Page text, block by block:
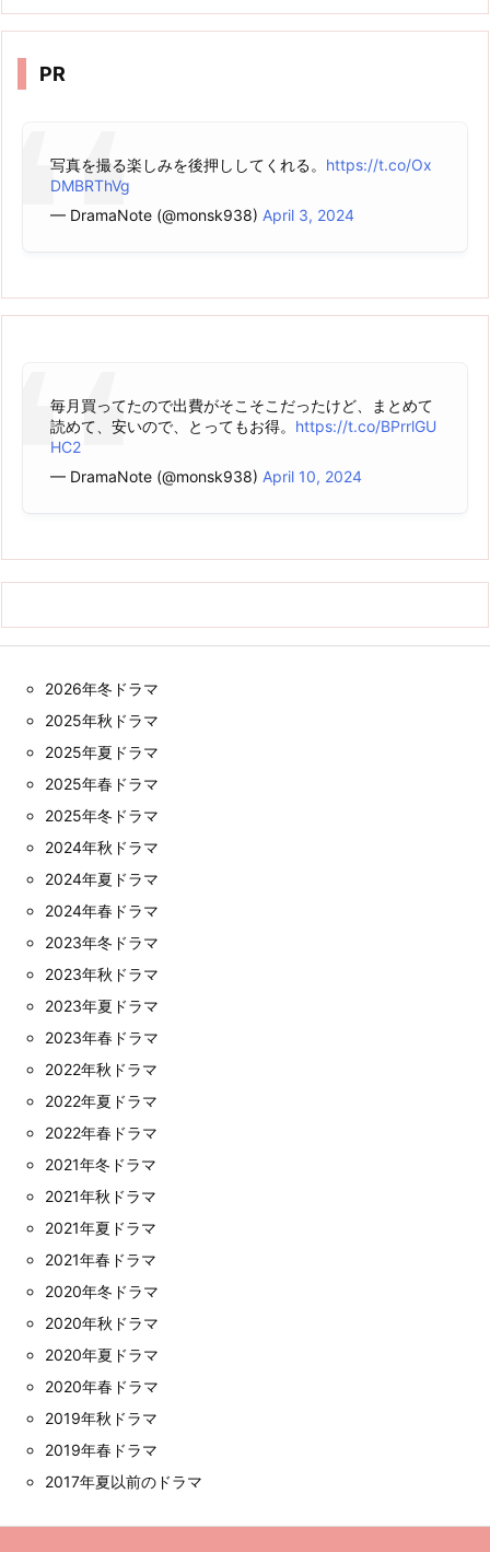
イ
PR
写真を撮る楽しみを後押ししてくれる。 https://t.co/Ox
DMBRThVg
— DramaNote (@monsk938) April 3, 2024
毎月買ってたので出費がそこそこだったけど、まとめて
読めて、安いので、とってもお得。 https://t.co/BPrrlGU
HC2
— DramaNote (@monsk938) April 10, 2024
2026年冬ドラマ
2025年秋ドラマ
2025年夏ドラマ
2025年春ドラマ
2025年冬ドラマ
2024年秋ドラマ
2024年夏ドラマ
2024年春ドラマ
2023年冬ドラマ
2023年秋ドラマ
2023年夏ドラマ
2023年春ドラマ
2022年秋ドラマ
2022年夏ドラマ
2022年春ドラマ
2021年冬ドラマ
2021年秋ドラマ
2021年夏ドラマ
2021年春ドラマ
2020年冬ドラマ
2020年秋ドラマ
2020年夏ドラマ
2020年春ドラマ
2019年秋ドラマ
2019年春ドラマ
2017年夏以前のドラマ